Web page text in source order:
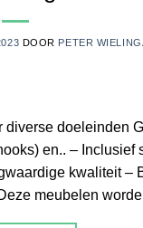
DOOR PETER
doeleinden
en.. –
kwaliteit –
meubelen